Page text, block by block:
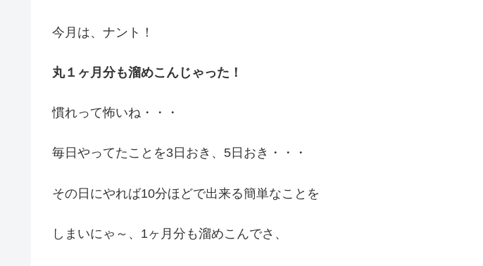
今月は、ナント！
丸１ヶ月分も溜めこんじゃった！
慣れって怖いね・・・
毎日やってたことを3日おき、5日おき・・・
その日にやれば10分ほどで出来る簡単なことを
しまいにゃ～、1ヶ月分も溜めこんでさ、